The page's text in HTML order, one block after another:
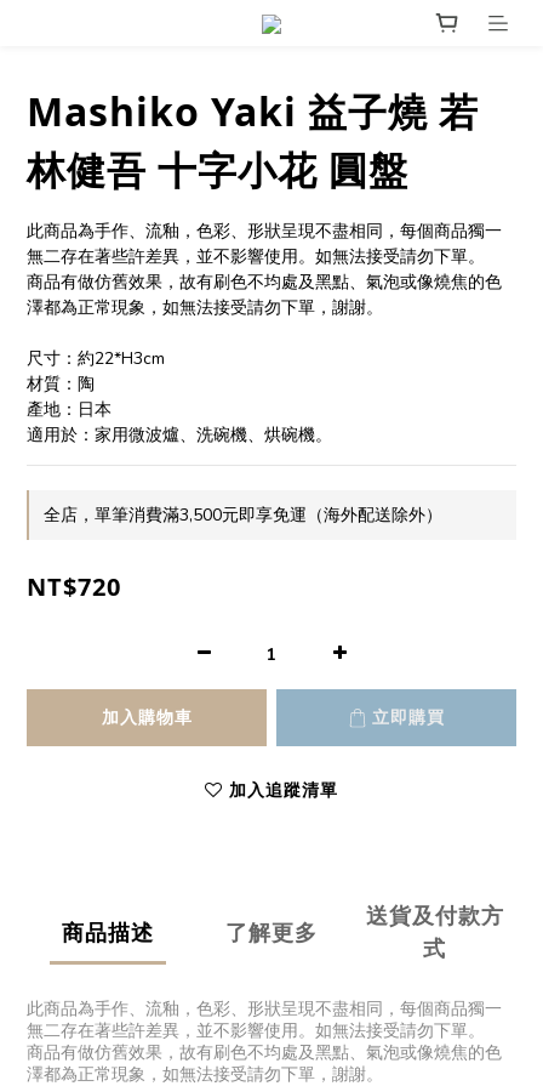
Mashiko Yaki 益子燒 若
林健吾 十字小花 圓盤
此商品為手作、流釉，色彩、形狀呈現不盡相同，每個商品獨一
無二存在著些許差異，並不影響使用。如無法接受請勿下單。
商品有做仿舊效果，故有刷色不均處及黑點、氣泡或像燒焦的色
澤都為正常現象，如無法接受請勿下單，謝謝。
尺寸：約22*H3cm
材質：陶
產地：日本
適用於：家用微波爐、洗碗機、烘碗機。
全店，單筆消費滿3,500元即享免運（海外配送除外）
NT$720
加入購物車 立即購買
加入追蹤清單
商品描述 了解更多
送貨及付款方
式
此商品為手作、流釉，色彩、形狀呈現不盡相同，每個商品獨一
無二存在著些許差異，並不影響使用。如無法接受請勿下單。
商品有做仿舊效果，故有刷色不均處及黑點、氣泡或像燒焦的色
澤都為正常現象，如無法接受請勿下單，謝謝。